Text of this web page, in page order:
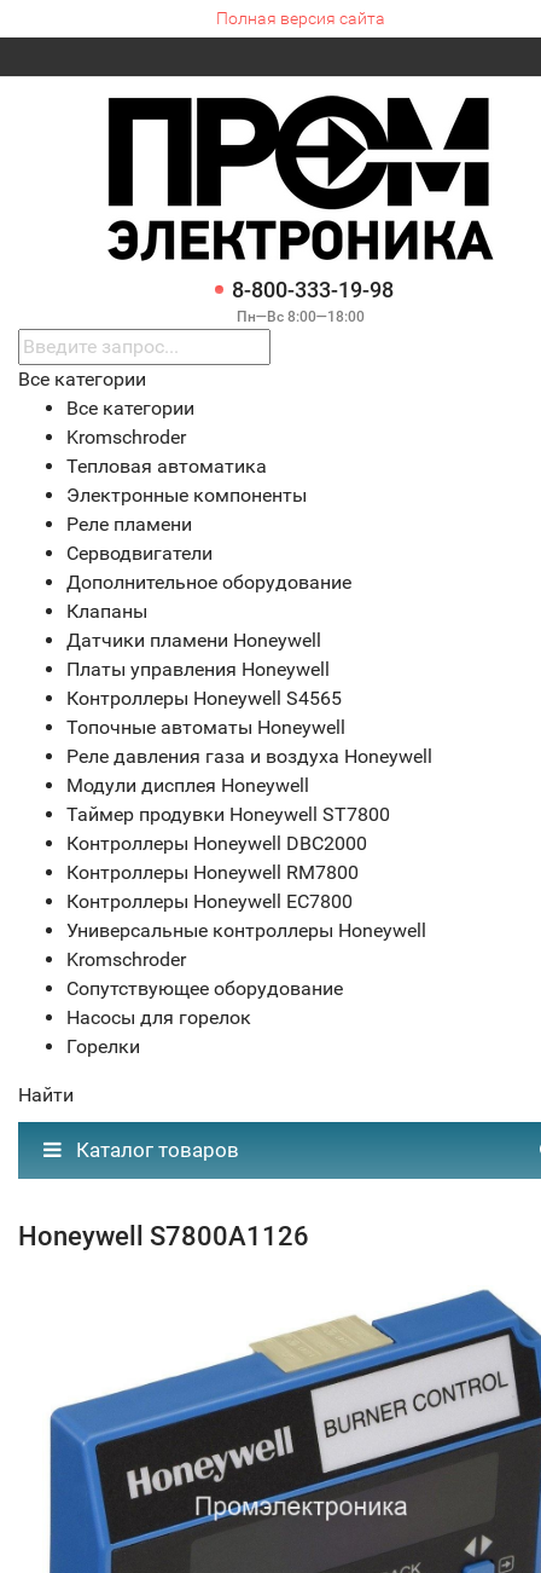
Полная версия сайта
8-800-333-19-98
Пн—Вс 8:00—18:00
Все категории
Все категории
Kromschroder
Тепловая автоматика
Электронные компоненты
Реле пламени
Серводвигатели
Дополнительное оборудование
Клапаны
Датчики пламени Honeywell
Платы управления Honeywell
Контроллеры Honeywell S4565
Топочные автоматы Honeywell
Реле давления газа и воздуха Honeywell
Модули дисплея Honeywell
Таймер продувки Honeywell ST7800
Контроллеры Honeywell DBC2000
Контроллеры Honeywell RM7800
Контроллеры Honeywell EC7800
Универсальные контроллеры Honeywell
Kromschroder
Сопутствующее оборудование
Насосы для горелок
Горелки
Найти
Каталог товаров
Honeywell S7800A1126